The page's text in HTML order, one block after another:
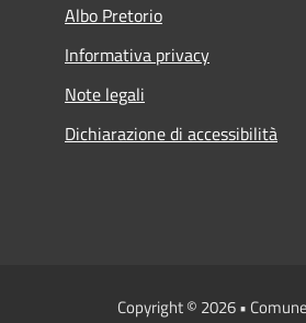
Albo Pretorio
Informativa privacy
Note legali
Dichiarazione di accessibilità
Copyright © 2026 •